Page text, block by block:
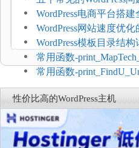
WordPress电商平台搭
键部署
WordPress网站速度优
WordPress模板目录结
常用函数-
常用函数-
性价比高的WordPress主机